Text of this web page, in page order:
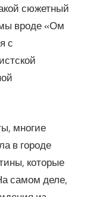
сюжетный
вроде «Ом
с
многие
в городе
которые
самом деле,